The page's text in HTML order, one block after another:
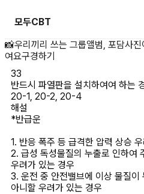
모두CBT
반드시 파열판을
📸우리끼리 쓰는 그룹앨범, 포담사진
여요구경하기
33
반드시 파열판을 설치하여여 하는
20-1, 20-2, 20-4
해설
*반급운
1. 반응 폭주 등 급격한 압력 상승
2. 급성 독성물질의 누출로 인하여
우려가 있는 경우
3. 운전 중 안전밸브에 이상 물질이
아니할 우려가 있는 경우